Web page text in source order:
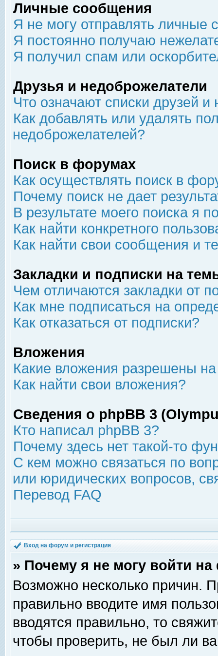
Личные сообщения
Я не могу отправлять личные
Я постоянно получаю
Я получил спам или
Друзья и недоброжелатели
Что означают списки друзей
Как добавлять или удалять
недоброжелателей?
Поиск в форумах
Как осуществлять поиск в
Почему поиск не дает
В результате моего поиска я
Как найти конкретного
Как найти свои сообщения и
Закладки и подписки на
Чем отличаются закладки от
Как мне подписаться на
Как отказаться от подписки?
Вложения
Какие вложения разрешены
Как найти свои вложения?
Сведения о phpBB 3
Кто написал phpBB 3?
Почему здесь нет такой-то
С кем можно связаться по
или юридических вопросов,
Перевод FAQ
Вход на форум и регистрация
» Почему я не могу войти
Возможно несколько причин.
правильно вводите имя
вводятся правильно, то
чтобы проверить, не был ли